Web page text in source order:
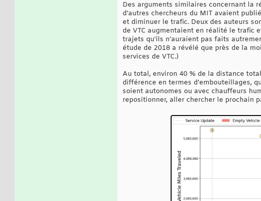
Des arguments similaires concernant la
d’autres chercheurs du MIT avaient
et diminuer le trafic. Deux des auteurs
de VTC augmentaient en réalité le trafic
trajets qu’ils n’auraient pas faits
étude de 2018 a révélé que près de la
services de VTC.)
Au total, environ 40 % de la distance
différence en termes d’embouteillages,
soient autonomes ou avec chauffeurs
repositionner, aller chercher le prochain